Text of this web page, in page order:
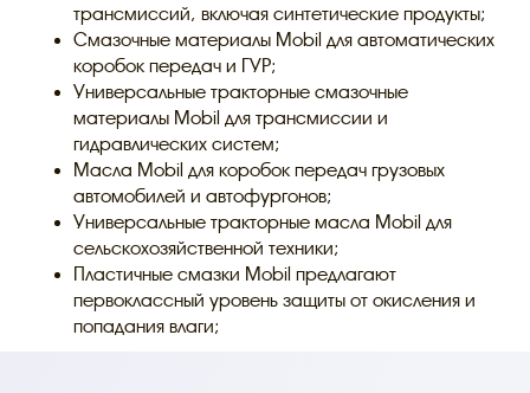
трансмиссий, включая синтетические продукты;
Смазочные материалы Mobil для автоматических
коробок передач и ГУР;
Универсальные тракторные смазочные
материалы Mobil для трансмиссии и
гидравлических систем;
Масла Mobil для коробок передач грузовых
автомобилей и автофургонов;
Универсальные тракторные масла Mobil для
сельскохозяйственной техники;
Пластичные смазки Mobil предлагают
первоклассный уровень защиты от окисления и
попадания влаги;